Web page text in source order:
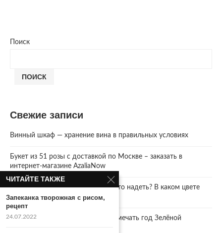
Поиск
ПОИСК
Свежие записи
Винный шкаф — хранение вина в правильных условиях
Букет из 51 розы с доставкой по Москве – заказать в
интернет-магазине AzaliaNow
Год Зеленой Деревянной Змеи. Что надеть? В каком цвете
встречать 2025 Новый год.
2025 год. Где и как правильно отмечать год Зелёной
ЧИТАЙТЕ ТАКЖЕ
Запеканка творожная с рисом,
рецепт
24.07.2022